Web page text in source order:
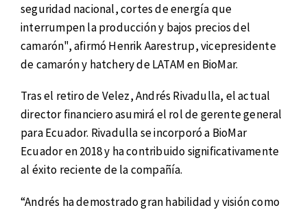
seguridad nacional, cortes de energía que
interrumpen la producción y bajos precios del
camarón", afirmó Henrik Aarestrup, vicepresidente
de camarón y hatchery de LATAM en BioMar.
Tras el retiro de Velez, Andrés Rivadulla, el actual
director financiero asumirá el rol de gerente general
para Ecuador. Rivadulla se incorporó a BioMar
Ecuador en 2018 y ha contribuido significativamente
al éxito reciente de la compañía.
“Andrés ha demostrado gran habilidad y visión como